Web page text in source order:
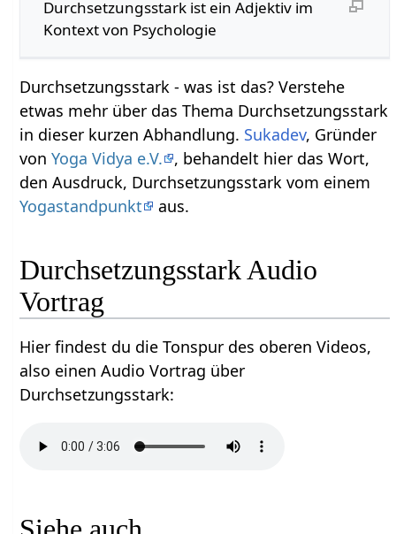
Durchsetzungsstark‏‎ ist ein Adjektiv im
Kontext von Psychologie
Durchsetzungsstark‏‎ - was ist das? Verstehe
etwas mehr über das Thema Durchsetzungsstark‏‎
in dieser kurzen Abhandlung. Sukadev, Gründer
vonYoga Vidya e.V.
, behandelt hier das Wort,
den Ausdruck, Durchsetzungsstark‏‎ vom einem
Yogastandpunkt
aus.
Durchsetzungsstark‏‎ Audio
Vortrag
Hier findest du die Tonspur des oberen Videos,
also einen Audio Vortrag über
Durchsetzungsstark‏‎: